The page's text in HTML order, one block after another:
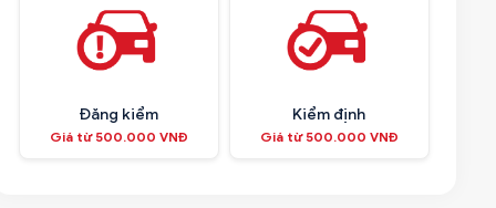
Đăng kiểm
Giá từ 500.000 VNĐ
Kiểm định
Giá từ 500.000 VNĐ